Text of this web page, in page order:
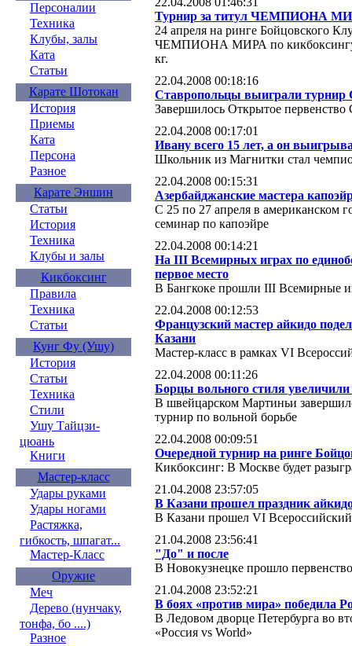
Персоналии
Техника
Клубы, залы
Ката
Статьи
Карате Шотокан
История
Приемы
Ката
Персона
Разное
Карате Эншин
Статьи
История
Техника
Клубы и залы
Кикбоксинг
Правила
Техника
Статьи
Кунг Фу (Ушу)
История
Статьи
Техника
Стили
Ушу Тайцзи-
цюань
Книги
Мастер-класс
Удары руками
Удары ногами
Растяжка,
гибкость, шпагат...
Мастер-Класс
Оружие
Меч
Дерево (нунчаку,
тонфа, бо ....)
Разное
Турнир за титул ЧЕМПИОНА
24 апреля на ринге Бойцовского
ЧЕМПИОНА МИРА по кикбоксингу
кг.
22.04.2008 00:18:16
Ставропольцы выиграли
Завершилось Открытое
22.04.2008 00:17:01
Ивану всего 15 лет, а он
Школьник из Магнитки стал
22.04.2008 00:15:31
Азербайджанские мастера
С 25 по 27 апреля в американском
семинар по капоэйре
22.04.2008 00:14:21
На III Всемирных играх по
первое место
В Бангкоке прошли III Всемирные
22.04.2008 00:12:53
Французский мастер айкидо
Казани
Мастер-класс в рамках VI
22.04.2008 00:11:26
Борцы вольного стиля
В швейцарском Мартиньи
турнир по вольной борьбе
22.04.2008 00:09:51
Очередной турнир на ринге
Кикбоксинг: В Москве будет
21.04.2008 23:57:05
В Казани прошел праздник
В Казани прошел VI
21.04.2008 23:56:41
"До" и после
В Новокузнецке прошло
21.04.2008 23:52:21
В боях «против мира» победила
В Ледовом дворце Петербурга во
«Россия vs World»